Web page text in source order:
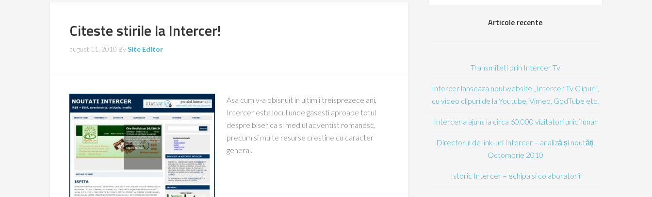
Citeste stirile la Intercer!
august 11, 2010 BySite Editor
Asa cum v-a obisnuit in ultimii treisprezece ani,
Intercer este locul unde gasesti aproape totul
despre biserica si mediul adventist romanesc,
precum si multe resurse crestine cu caracter
general.
Articole recente
Transmiteti prin Intercer Tv
Intercer lanseaza noul website „Intercer Tv Clipuri”,
cu video clipuri de la Youtube, Vimeo, GodTube etc.
Intercer a ajuns la circa 60,000 vizitatori unici lunar
Directorul de link-uri Intercer – analiză și noutăți,
Octombrie 2010
Istoric Intercer – echipa si colaboratorii